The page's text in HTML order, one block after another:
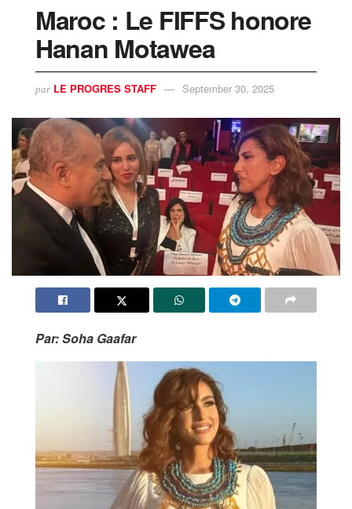
Maroc : Le FIFFS honore
Hanan Motawea
par LE PROGRES STAFF September 30, 2025
Par: Soha Gaafar